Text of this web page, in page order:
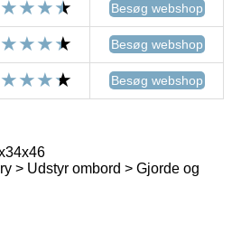
Besøg webshop
Besøg webshop
Besøg webshop
> Udstyr ombord > Gjorde og